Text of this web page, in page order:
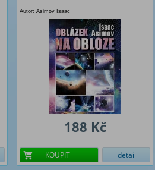
Autor: Asimov Isaac
188 Kč
KOUPIT detail